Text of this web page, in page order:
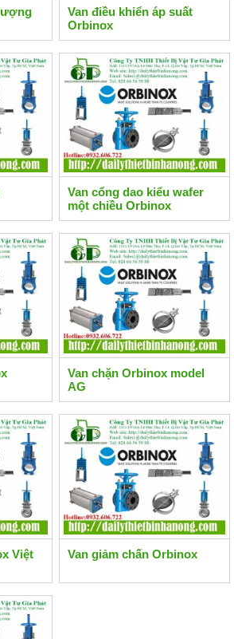
Van điều khiển áp suất
Orbinox
Van cổng dao kiểu wafer
một chiều Orbinox
Van chặn Orbinox model
AG
Việt
Van giảm chấn Orbinox